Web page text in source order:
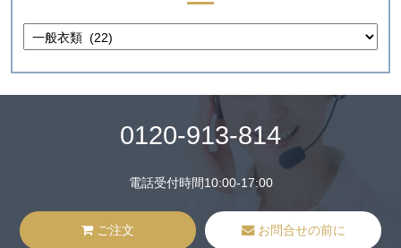
0120-913-814
電話受付時間10:00-17:00
ご注文 お問合せの前に